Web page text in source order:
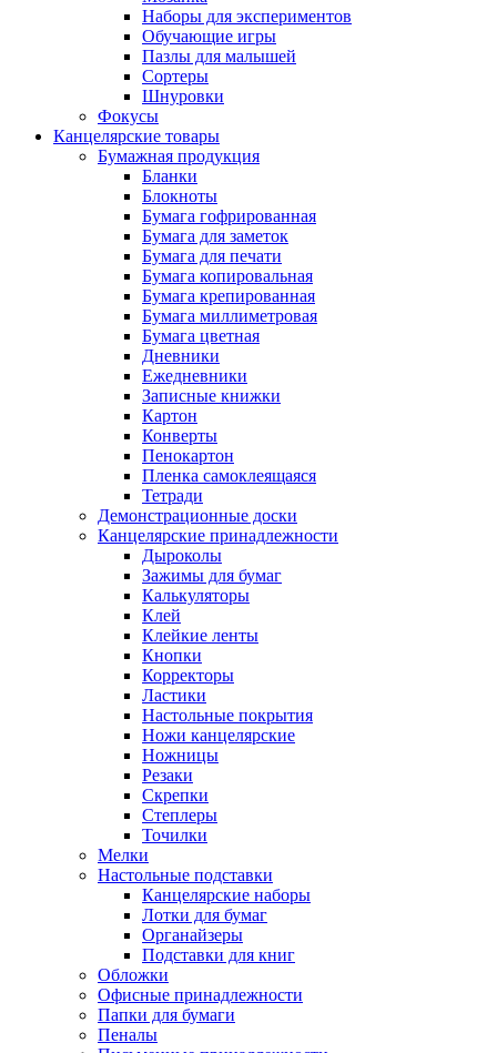
Наборы для экспериментов
Обучающие игры
Пазлы для малышей
Сортеры
Шнуровки
Фокусы
Канцелярские товары
Бумажная продукция
Бланки
Блокноты
Бумага гофрированная
Бумага для заметок
Бумага для печати
Бумага копировальная
Бумага крепированная
Бумага миллиметровая
Бумага цветная
Дневники
Ежедневники
Записные книжки
Картон
Конверты
Пенокартон
Пленка самоклеящаяся
Тетради
Демонстрационные доски
Канцелярские принадлежности
Дыроколы
Зажимы для бумаг
Калькуляторы
Клей
Клейкие ленты
Кнопки
Корректоры
Ластики
Настольные покрытия
Ножи канцелярские
Ножницы
Резаки
Скрепки
Степлеры
Точилки
Мелки
Настольные подставки
Канцелярские наборы
Лотки для бумаг
Органайзеры
Подставки для книг
Обложки
Офисные принадлежности
Папки для бумаги
Пеналы